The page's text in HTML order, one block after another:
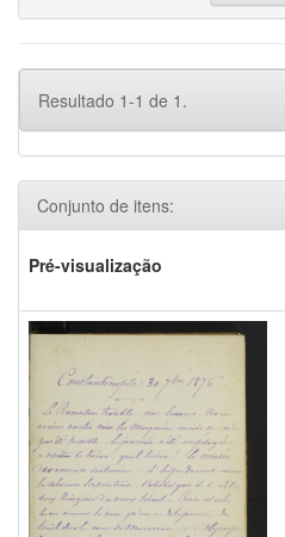
Resultado 1-1 de 1.
Conjunto de itens:
Pré-visualização